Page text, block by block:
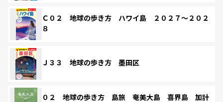
Ｃ０２ 地球の歩き方 ハワイ島 ２０２７～２０２
８
Ｊ３３ 地球の歩き方 墨田区
０２ 地球の歩き方 島旅 奄美大島 喜界島 加計